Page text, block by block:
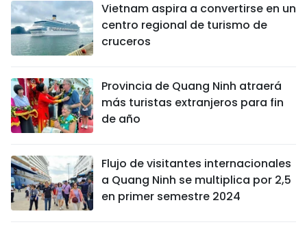
VIAJES
HISTORIAS MULTIMEDIA
FOTOGRAFÍA
¿QUIÉNES SOMOS?
TIẾNG VIỆT
Vietnam aspira a convertirse en un
centro regional de turismo de
cruceros
Provincia de Quang Ninh atraerá
más turistas extranjeros para fin
de año
Flujo de visitantes internacionales
a Quang Ninh se multiplica por 2,5
en primer semestre 2024